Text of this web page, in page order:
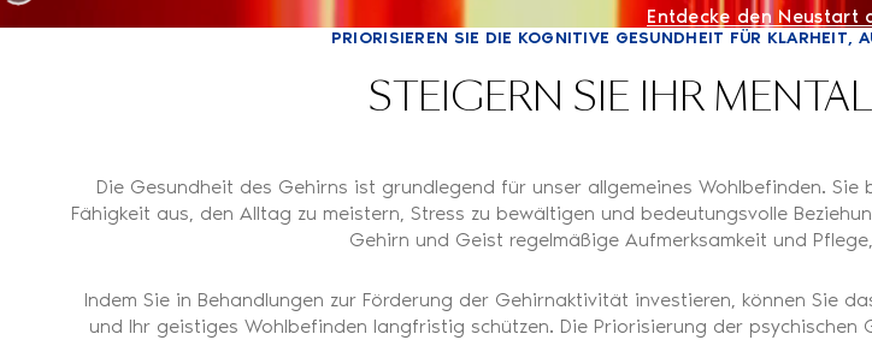
Entdecke den Neustart
PRIORISIEREN SIE DIE KOGNITIVE GESUNDHEIT FÜR KLARHEIT,
STEIGERN SIE IHR
Die Gesundheit des Gehirns ist grundlegend für unser allgemeines Wohlbefinden.
Fähigkeit aus, den Alltag zu meistern, Stress zu bewältigen und bedeutungsvolle
Gehirn und Geist regelmäßige Aufmerksamkeit und
Indem Sie in Behandlungen zur Förderung der Gehirnaktivität investieren, können Sie
und Ihr geistiges Wohlbefinden langfristig schützen. Die Priorisierung der